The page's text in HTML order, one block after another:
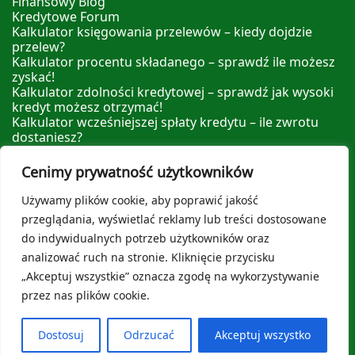
Cenimy prywatność użytkowników
Używamy plików cookie, aby poprawić jakość
przeglądania, wyświetlać reklamy lub treści dostosowane
do indywidualnych potrzeb użytkowników oraz
analizować ruch na stronie. Kliknięcie przycisku
„Akceptuj wszystkie” oznacza zgodę na wykorzystywanie
przez nas plików cookie.
Dostosuj Odrzucać Akceptuj wszystko
Kredytowe Forum
Kalkulator księgowania przelewów – kiedy dojdzie
przelew?
Kalkulator procentu składanego – sprawdź ile możesz
zyskać!
Kalkulator zdolności kredytowej – sprawdź jak wysoki
kredyt możesz otrzymać!
Kalkulator wcześniejszej spłaty kredytu – ile zwrotu
dostaniesz?
zyskać nadpłacając!
Leksykon Finansowy
Polityka prywatności
O nas
© 2026Kredytowe Forum
Ciebie! Wspierane przezSydney